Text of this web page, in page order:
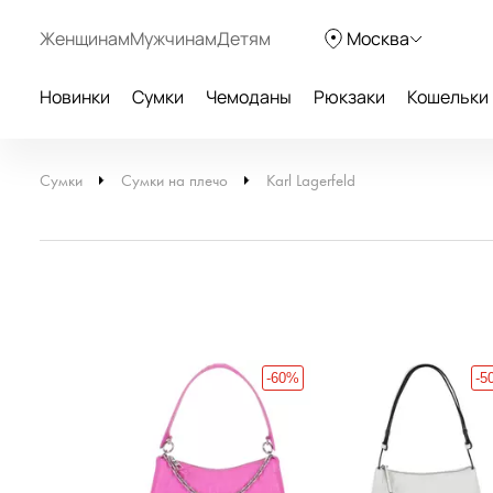
ЖенщинамМужчинамДетям Москва
Новинки Сумки Чемоданы Рюкзаки Кошельки
Сумки Сумки на плечо Karl Lagerfeld
-60% -